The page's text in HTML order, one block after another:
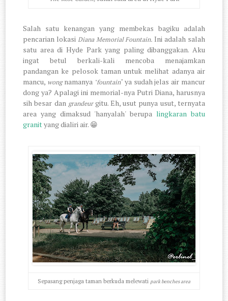
Salah satu kenangan yang membekas bagiku adalah
pencarian lokasi Diana Memorial Fountain.Ini adalah salah
satu area di Hyde Park yang paling dibanggakan. Aku
ingat betul berkali-kali mencoba menajamkan
pandangan ke pelosok taman untuk melihat adanya air
mancu, wongnamanya "fountain" ya sudah jelas air mancur
dong ya? Apalagi ini memorial-nya Putri Diana, harusnya
sih besar dan grandeurgitu. Eh, usut punya usut, ternyata
area yang dimaksud 'hanyalah' berupa lingkaran batu
granityang dialiri air. 😁
Sepasang penjaga taman berkuda melewati park benches area